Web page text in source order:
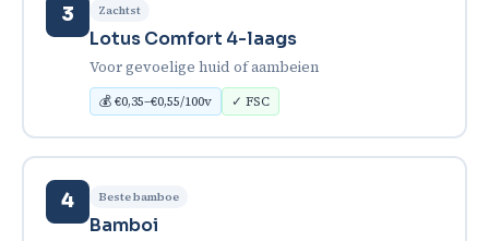
3 Zachtst
Lotus Comfort 4-laags
Voor gevoelige huid of aambeien
💰 €0,35–€0,55/100v ✓ FSC
4 Beste bamboe
Bamboi